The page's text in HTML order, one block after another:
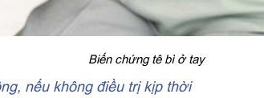
Biến chứng tê bì ở tay
nếu không điều trị kịp thời